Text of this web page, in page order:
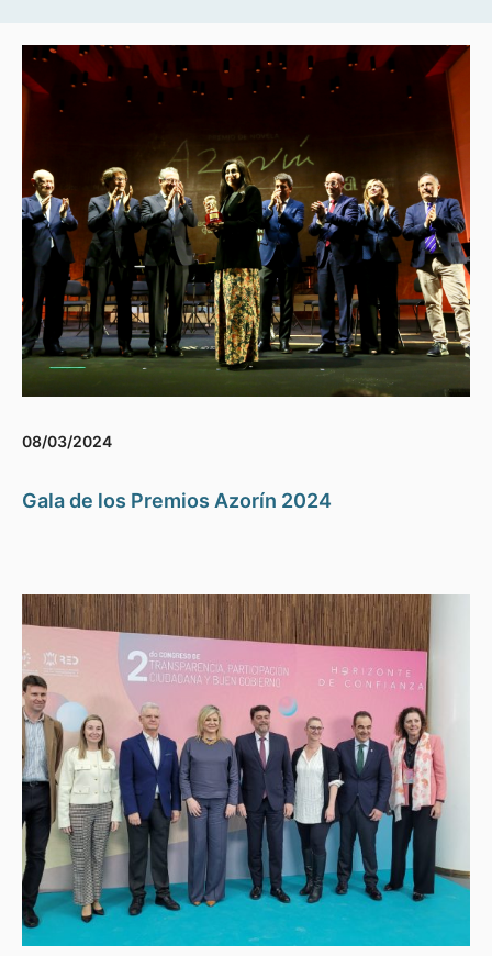
08/03/2024
Gala de los Premios Azorín 2024